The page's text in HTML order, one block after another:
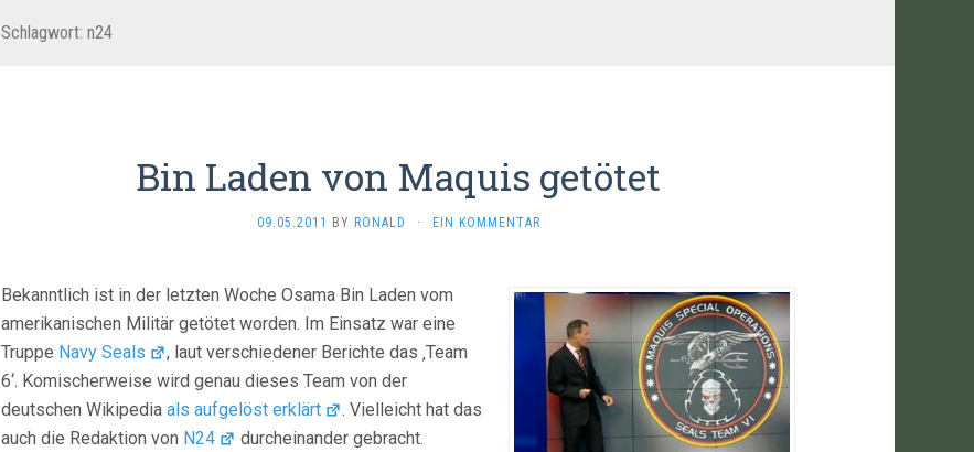
Schlagwort: n24
Bin Laden von Maquis getötet
09.05.2011 BY RONALD · EIN KOMMENTAR
Bekanntlich ist in der letzten Woche Osama Bin Laden vom
amerikanischen Militär getötet worden. Im Einsatz war eine
Truppe Navy Seals
, laut verschiedener Berichte das ‚Team
6‘. Komischerweise wird genau dieses Team von der
deutschen Wikipedia als aufgelöst erklärt
. Vielleicht hat das
auch die Redaktion von N24 durcheinander gebracht.